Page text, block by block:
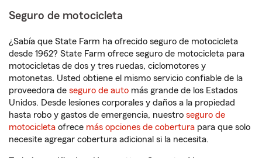
Seguro de motocicleta
¿Sabía que State Farm ha ofrecido seguro de motocicleta
desde 1962? State Farm ofrece seguro de motocicleta para
motocicletas de dos y tres ruedas, ciclomotores y
motonetas. Usted obtiene el mismo servicio confiable de la
proveedora de seguro de auto más grande de los Estados
Unidos. Desde lesiones corporales y daños a la propiedad
hasta robo y gastos de emergencia, nuestro seguro de
motocicleta ofrece más opciones de cobertura para que solo
necesite agregar cobertura adicional si la necesita.